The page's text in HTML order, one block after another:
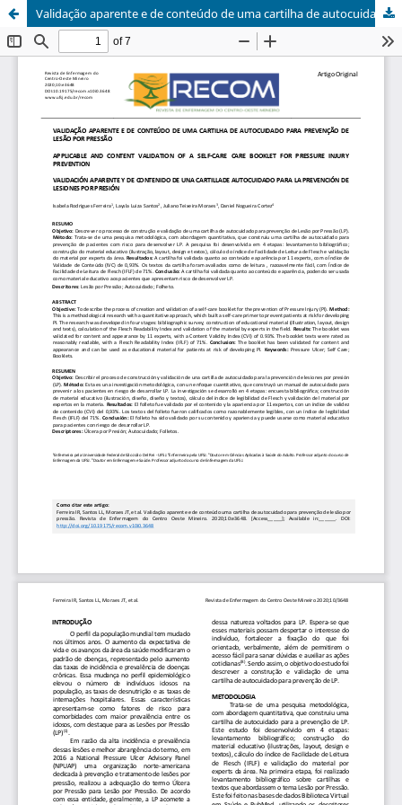
Validação aparente e de conteúdo de uma cartilha de autocuidado para prevenção de lesão por pressão